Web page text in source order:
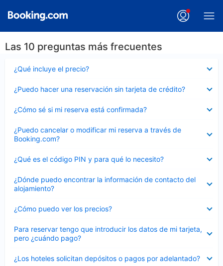
Las 10 preguntas más frecuentes
¿Qué incluye el precio?
cerrado
¿Puedo hacer una reservación sin tarjeta de crédito?
cerrado
¿Cómo sé si mi reserva está confirmada?
cerrado
¿Puedo cancelar o modificar mi reserva a través de
Booking.com?
cerrado
¿Qué es el código PIN y para qué lo necesito?
cerrado
¿Dónde puedo encontrar la información de contacto del
alojamiento?
cerrado
¿Cómo puedo ver los precios?
cerrado
Para reservar tengo que introducir los datos de mi tarjeta,
pero ¿cuándo pago?
cerrado
¿Los hoteles solicitan depósitos o pagos por adelantado?
cerrado